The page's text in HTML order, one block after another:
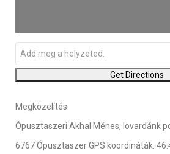
Megközelítés:
Ópusztaszeri Akhal Ménes, lovardánk
6767 Ópusztaszer GPS koordináták: